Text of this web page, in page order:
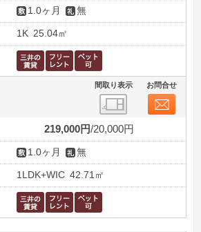
1.0ヶ月 無
1K 25.04㎡
間取り表示 お問合せ
219,000円 20,000円
1.0ヶ月 無
1LDK+WIC 42.71㎡